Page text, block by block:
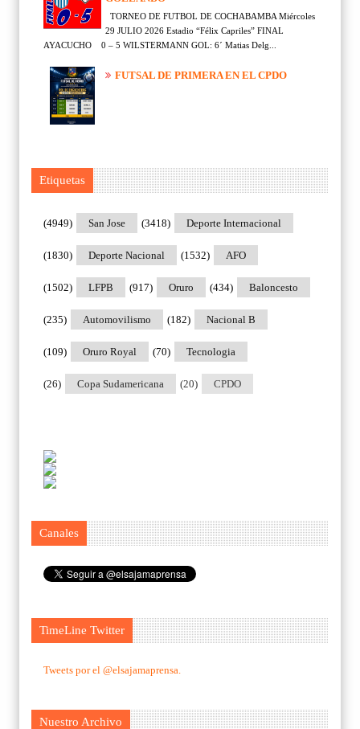
TORNEO DE FUTBOL DE COCHABAMBA Miércoles
29 JULIO 2026 Estadio “Félix Capriles” FINAL
AYACUCHO 0 – 5 WILSTERMANN GOL: 6´ Matias Delg...
FUTSAL DE PRIMERA EN EL CPDO
Etiquetas
San Jose
(4949) Deporte Internacional
(3418)
Deporte Nacional
(1830) AFO
(1532)
LFPB
(1502) Oruro
(917) Baloncesto
(434)
Automovilismo
(235) Nacional B
(182)
Oruro Royal
(109) Tecnologia
(70)
Copa Sudamericana
(26) CPDO
(20)
Canales
TimeLine Twitter
Tweets por el @elsajamaprensa.
Nuestro Archivo